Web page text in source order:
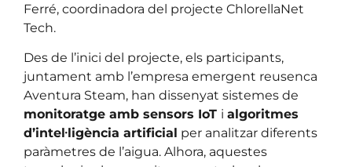
Ferré, coordinadora del projecte ChlorellaNet
Tech.
Des de l’inici del projecte, els participants,
juntament amb l’empresa emergent reusenca
Aventura Steam, han dissenyat sistemes de
monitoratge amb sensors IoT i algoritmes
d’intel·ligència artificial per analitzar diferents
paràmetres de l’aigua. Alhora, aquestes